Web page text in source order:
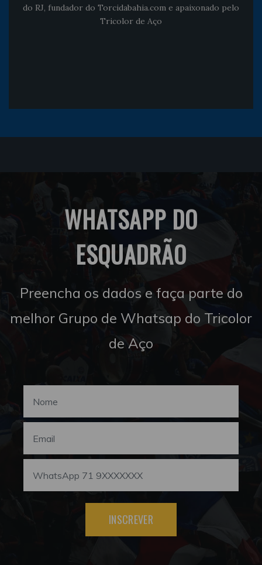
do RJ, fundador do Torcidabahia.com e apaixonado pelo
Tricolor de Aço
WHATSAPP DO
ESQUADRÃO
Preencha os dados e faça parte do
melhor Grupo de Whatsap do Tricolor
de Aço
INSCREVER